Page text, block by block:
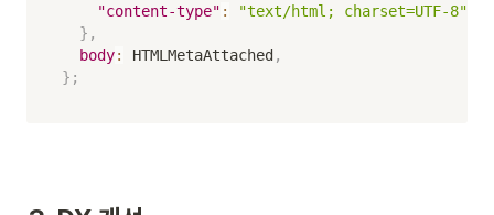
"content-type" : "text/html; charset=UTF-8"
} ,
body: HTMLMetaAttached ,
} ;